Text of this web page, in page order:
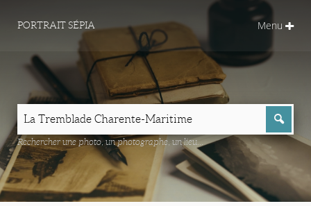
PORTRAIT SÉPIA Menu
Rechercher une photo, un photographe, un lieu...